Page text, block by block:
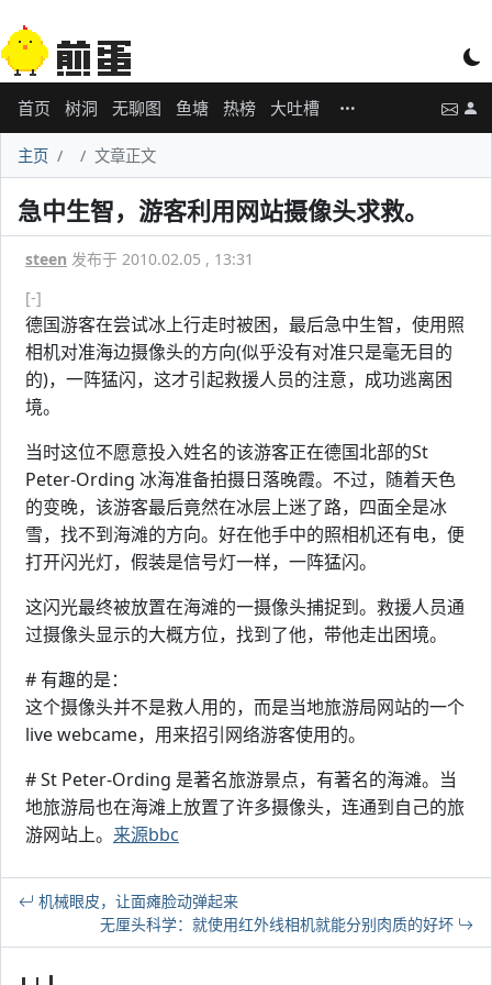
首页 树洞 无聊图 鱼塘 热榜 大吐槽
主页 文章正文
急中生智，游客利用网站摄像头求救。
steen 发布于 2010.02.05 , 13:31
[-]
德国游客在尝试冰上行走时被困，最后急中生智，使用照
相机对准海边摄像头的方向(似乎没有对准只是毫无目的
的)，一阵猛闪，这才引起救援人员的注意，成功逃离困
境。
当时这位不愿意投入姓名的该游客正在德国北部的St
Peter-Ording 冰海准备拍摄日落晚霞。不过，随着天色
的变晚，该游客最后竟然在冰层上迷了路，四面全是冰
雪，找不到海滩的方向。好在他手中的照相机还有电，便
打开闪光灯，假装是信号灯一样，一阵猛闪。
这闪光最终被放置在海滩的一摄像头捕捉到。救援人员通
过摄像头显示的大概方位，找到了他，带他走出困境。
# 有趣的是：
这个摄像头并不是救人用的，而是当地旅游局网站的一个
live webcame，用来招引网络游客使用的。
# St Peter-Ording 是著名旅游景点，有著名的海滩。当
地旅游局也在海滩上放置了许多摄像头，连通到自己的旅
游网站上。 来源bbc
机械眼皮，让面瘫脸动弹起来
无厘头科学：就使用红外线相机就能分别肉质的好坏